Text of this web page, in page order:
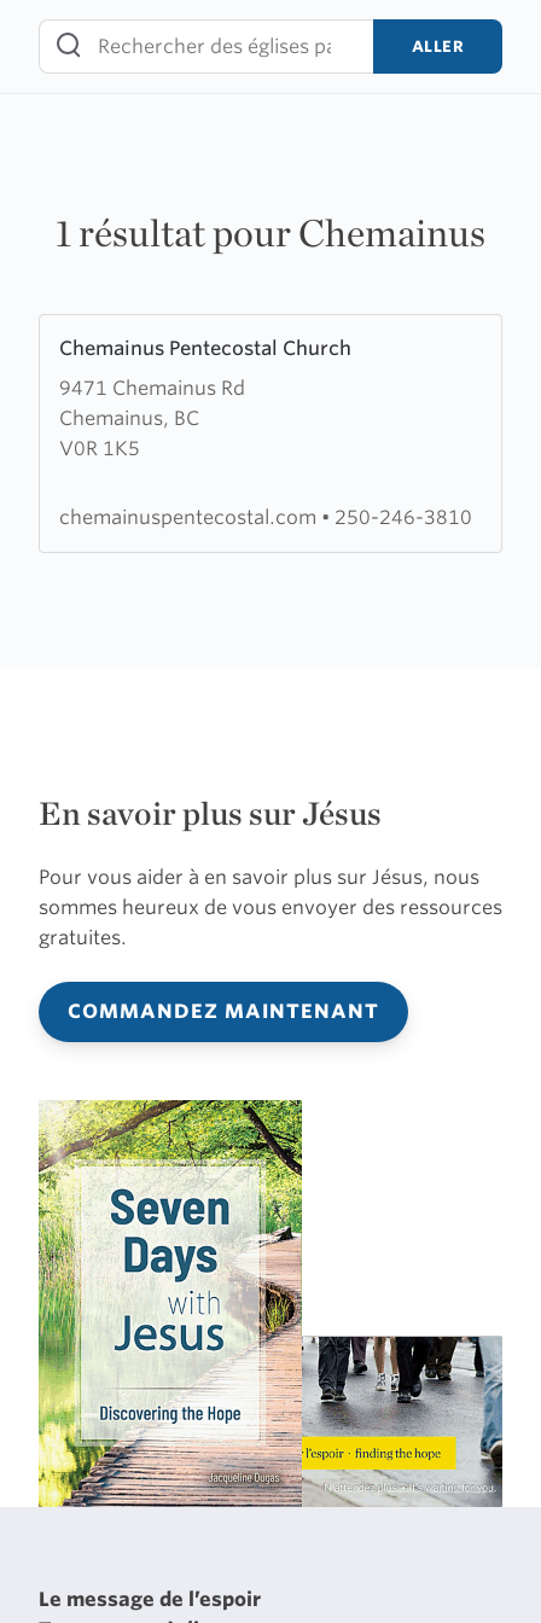
content
ALLER
1 résultat pour Chemainus
Chemainus Pentecostal Church
9471 Chemainus Rd
Chemainus, BC
V0R 1K5
more
about
Chemainus
Pentecostal
chemainuspentecostal.com • 250-246-3810
En savoir plus sur Jésus
Pour vous aider à en savoir plus sur Jésus, nous
sommes heureux de vous envoyer des ressources
gratuites.
COMMANDEZ MAINTENANT
Le message de l’espoir